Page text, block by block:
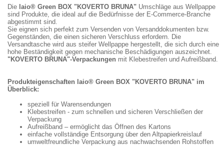
Die laio® Green BOX "KOVERTO BRUNA" Umschläge aus Wellpappe
sind Produkte, die ideal auf die Bedürfnisse der E-Commerce-Branche
abgestimmt sind.
Sie eignen sich perfekt zum Versenden von Versanddokumenten bzw.
Gegenständen, die einen sicheren Verschluss erfordern. Die
Versandtasche wird aus steifer Wellpappe hergestellt, die sich durch eine
hohe Beständigkeit gegen mechanische Beschädigungen auszeichnet.
"KOVERTO BRUNA"-Verpackungen mit Klebestreifen und Aufreißband.
Produkteigenschaften laio® Green BOX "KOVERTO BRUNA" im
Überblick:
speziell für Warensendungen
Klebestreifen - zum schnellen und sicheren Verschließen der
Verpackung
Aufreißband – ermöglicht das Öffnen des Kartons
einfache vollständige Entsorgung über den Altpapierkreislauf
umweltfreundliche Verpackung aus nachwachsenden Rohstoffen